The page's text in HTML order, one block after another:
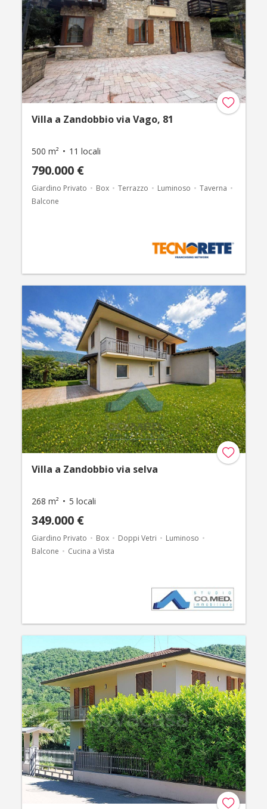
Villa a Zandobbio via Vago, 81
500 m² 11 locali
790.000 €
Giardino Privato Box Terrazzo Luminoso
Taverna
Balcone
Villa a Zandobbio via selva
268 m² 5 locali
349.000 €
Giardino Privato Box Doppi Vetri
Luminoso
Balcone
Cucina a Vista